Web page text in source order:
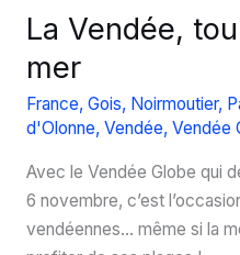
La Vendée,
mer
France, Gois, Noirmoutier,
d'Olonne, Vendée, Vendée
Avec le Vendée Globe qui
6 novembre, c’est
vendéennes… même si la